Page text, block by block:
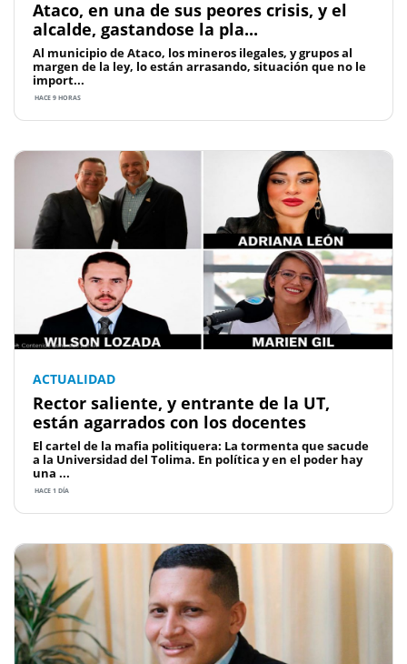
Ataco, en una de sus peores crisis, y el
alcalde, gastandose la pla...
Al municipio de Ataco, los mineros ilegales, y grupos al
margen de la ley, lo están arrasando, situación que no le
import...
HACE 9 HORAS
ACTUALIDAD
Rector saliente, y entrante de la UT,
están agarrados con los docentes
El cartel de la mafia politiquera: La tormenta que sacude
a la Universidad del Tolima. En política y en el poder hay
una ...
HACE 1 DÍA